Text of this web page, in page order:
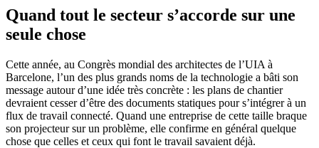
Quand tout le secteur s’accorde sur une
seule chose
Cette année, au Congrès mondial des architectes de l’UIA à
Barcelone, l’un des plus grands noms de la technologie a bâti son
message autour d’une idée très concrète : les plans de chantier
devraient cesser d’être des documents statiques pour s’intégrer à un
flux de travail connecté. Quand une entreprise de cette taille braque
son projecteur sur un problème, elle confirme en général quelque
chose que celles et ceux qui font le travail savaient déjà.